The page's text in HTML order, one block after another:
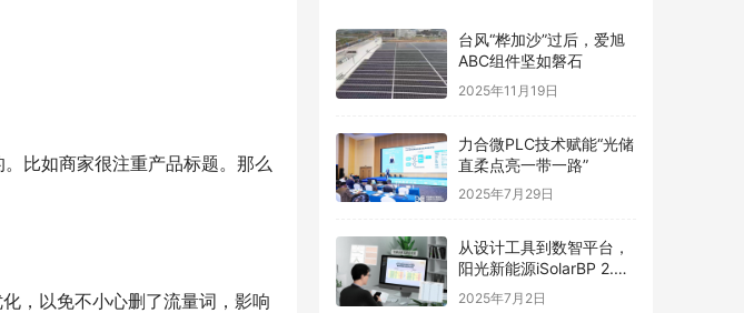
比如商家很注重产品标题。那么
，以免不小心删了流量词，影响
台风“桦加沙”过后，爱旭
ABC组件坚如磐石
2025年11月19日
力合微PLC技术赋能“光储
直柔点亮一带一路”
2025年7月29日
从设计工具到数智平台，
阳光新能源iSolarBP 2.0
重塑分布式电站设计范
2025年7月2日